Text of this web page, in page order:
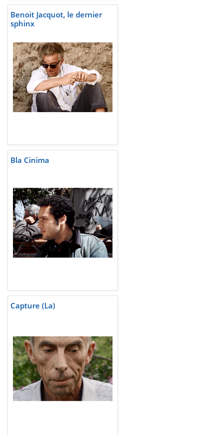
Benoit Jacquot, le dernier
sphinx
Bla Cinima
Capture (La)